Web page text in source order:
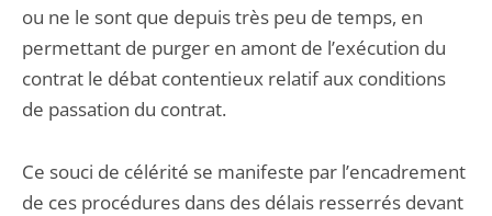
ou ne le sont que depuis très peu de temps, en
permettant de purger en amont de l’exécution du
contrat le débat contentieux relatif aux conditions
de passation du contrat.
Ce souci de célérité se manifeste par l’encadrement
de ces procédures dans des délais resserrés devant